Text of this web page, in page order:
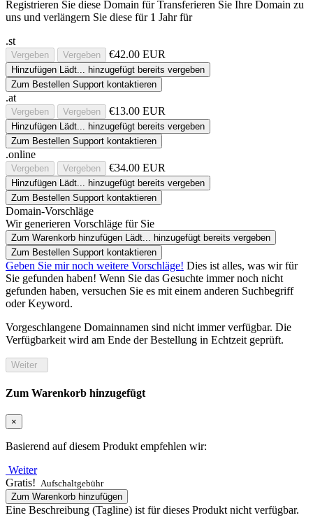
Registrieren Sie diese Domain für Transferieren Sie Ihre Domain zu
uns und verlängern Sie diese für 1 Jahr für
.st
Vergeben Vergeben €42.00 EUR
Hinzufügen Lädt... hinzugefügt bereits vergeben
Zum Bestellen Support kontaktieren
.at
Vergeben Vergeben €13.00 EUR
Hinzufügen Lädt... hinzugefügt bereits vergeben
Zum Bestellen Support kontaktieren
.online
Vergeben Vergeben €34.00 EUR
Hinzufügen Lädt... hinzugefügt bereits vergeben
Zum Bestellen Support kontaktieren
Domain-Vorschläge
Wir generieren Vorschläge für Sie
Zum Warenkorb hinzufügen Lädt... hinzugefügt bereits vergeben
Zum Bestellen Support kontaktieren
Geben Sie mir noch weitere Vorschläge! Dies ist alles, was wir für
Sie gefunden haben! Wenn Sie das Gesuchte immer noch nicht
gefunden haben, versuchen Sie es mit einem anderen Suchbegriff
oder Keyword.
Vorgeschlangene Domainnamen sind nicht immer verfügbar. Die
Verfügbarkeit wird am Ende der Bestellung in Echtzeit geprüft.
Zum Warenkorb hinzugefügt
×
Basierend auf diesem Produkt empfehlen wir:
Weiter
Gratis! Aufschaltgebühr
Zum Warenkorb hinzufügen
Eine Beschreibung (Tagline) ist für dieses Produkt nicht verfügbar.